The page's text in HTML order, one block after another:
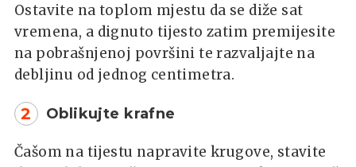
Ostavite na toplom mjestu da se diže sat
vremena, a dignuto tijesto zatim premijesite
na pobrašnjenoj površini te razvaljajte na
debljinu od jednog centimetra.
2 Oblikujte krafne
Čašom na tijestu napravite krugove, stavite